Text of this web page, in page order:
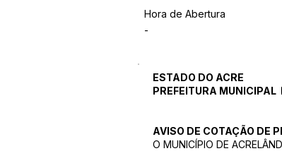
Hora de Abertura
-
ESTADO DO ACRE
PREFEITURA MUNICIPAL
AVISO DE COTAÇÃO DE
O MUNICÍPIO DE